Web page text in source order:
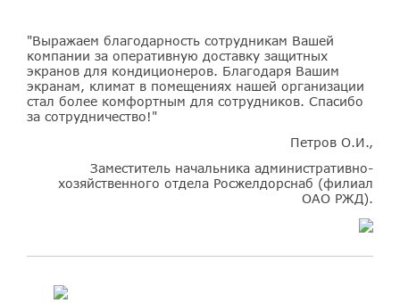
"Выражаем благодарность сотрудникам Вашей
компании за оперативную доставку защитных
экранов для кондиционеров. Благодаря Вашим
экранам, климат в помещениях нашей организации
стал более комфортным для сотрудников. Спасибо
за сотрудничество!"
Петров О.И.,
Заместитель начальника административно-
хозяйственного отдела Росжелдорснаб (филиал
ОАО РЖД).